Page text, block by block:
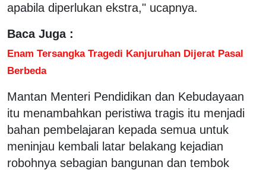
apabila diperlukan ekstra," ucapnya.
Baca Juga :
Enam Tersangka Tragedi Kanjuruhan Dijerat Pasal
Berbeda
Mantan Menteri Pendidikan dan Kebudayaan
itu menambahkan peristiwa tragis itu menjadi
bahan pembelajaran kepada semua untuk
meninjau kembali latar belakang kejadian
robohnya sebagian bangunan dan tembok